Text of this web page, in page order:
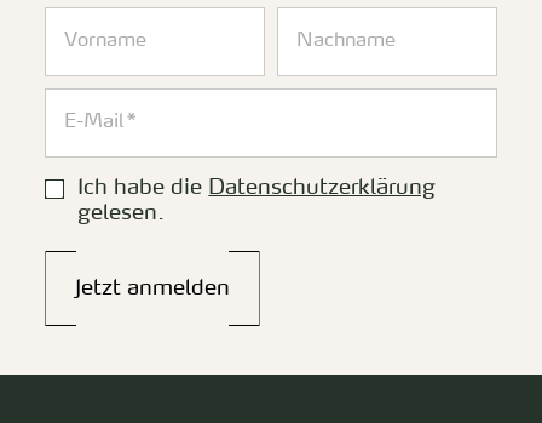
Ich habe die Datenschutzerklärung
gelesen.
Jetzt anmelden